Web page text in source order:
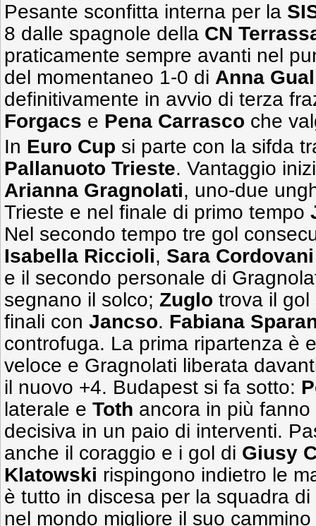
Pesante sconfitta interna per la
8 dalle spagnole della CN
praticamente sempre avanti nel
del momentaneo 1-0 di Anna
definitivamente in avvio di terza
Forgacs e Pena Carrasco che
In Euro Cup si parte con la sifda
Pallanuoto Trieste. Vantaggio
Arianna Gragnolati, uno-due
Trieste e nel finale di primo tempo
Nel secondo tempo tre gol
Isabella Riccioli, Sara Cordovani
e il secondo personale di
segnano il solco; Zuglo trova il
finali con Jancso. Fabiana
controfuga. La prima ripartenza è
veloce e Gragnolati liberata
il nuovo +4. Budapest si fa sotto:
laterale e Toth ancora in più
decisiva in un paio di interventi.
anche il coraggio e i gol di Giusy
Klatowski rispingono indietro le
è tutto in discesa per la squadra di
nel mondo migliore il suo